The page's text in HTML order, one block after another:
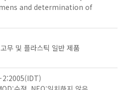
and determination of
무 및 플라스틱 일반 제품
2:2005(IDT)